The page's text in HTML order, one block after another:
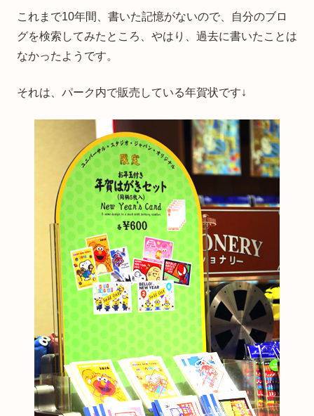
これまで10年間、書いた記憶がないので、自分のブロ
グを検索してみたところ、やはり、過去に書いたことは
なかったようです。
それは、パーク内で販売している年賀状です↓